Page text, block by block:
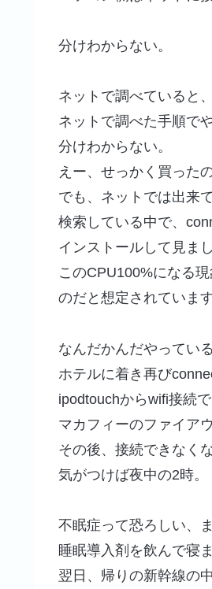
分けわからない。
ネットで調べていると
ネットで調べた手順で
分けわからない。
えー、せっかく買った
でも、ネットでは出来
検索している中で、
インストールして見ま
このCPU100%になる
のだと想定されています
なんだかんだやってい
ホテルに着き再び
ipodtouchからwifi接続
マカフィーのファイア
その後、接続できなく
気がつけば夜中の2時。
不眠症って恐ろしい、
睡眠導入剤を飲んで寝ま
翌日、帰りの新幹線の